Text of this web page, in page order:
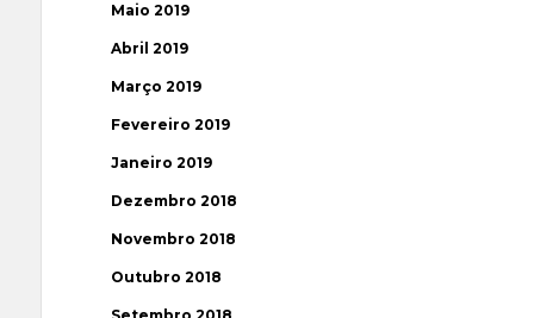
Maio 2019
Abril 2019
Março 2019
Fevereiro 2019
Janeiro 2019
Dezembro 2018
Novembro 2018
Outubro 2018